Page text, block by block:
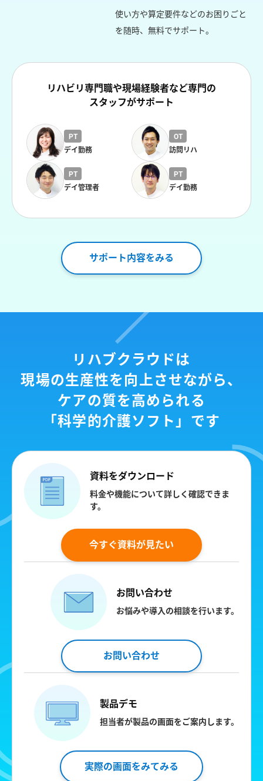
使い方や算定要件などのお困りごと
を随時、無料でサポート。
リハビリ専門職や現場経験者など専門の
スタッフがサポート
PT
デイ勤務
OT
訪問リハ
PT
デイ管理者
PT
デイ勤務
サポート内容をみる
リハブクラウドは
現場の生産性を向上させながら、
ケアの質を高められる
「科学的介護ソフト」です
資料をダウンロード
料金や機能について詳しく確認できま
す。
今すぐ資料が見たい
お問い合わせ
お悩みや導入の相談を行います。
お問い合わせ
製品デモ
担当者が製品の画面をご案内します。
実際の画面をみてみる